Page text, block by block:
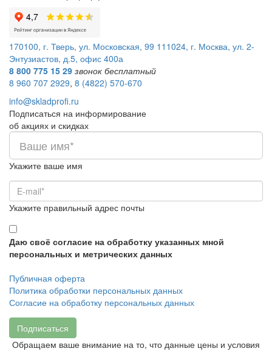
170100, г. Тверь, ул. Московская, 99 111024, г. Москва, ул. 2-
Энтузиастов, д.5, офис 400а
8 800 775 15 29 звонок бесплатный
8 960 707 2929, 8 (4822) 570-670
info@skladprofi.ru
Подписаться на информирование
об акциях и скидках
Укажите ваше имя
Укажите правильный адрес почты
Даю своё согласие на обработку указанных мной
персональных и метрических данных
Публичная оферта
Политика обработки персональных данных
Согласие на обработку персональных данных
Подписаться
Обращаем ваше внимание на то, что данные цены и условия